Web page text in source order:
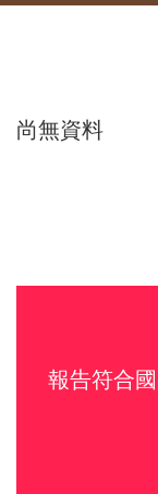
尚無資料
報告符合